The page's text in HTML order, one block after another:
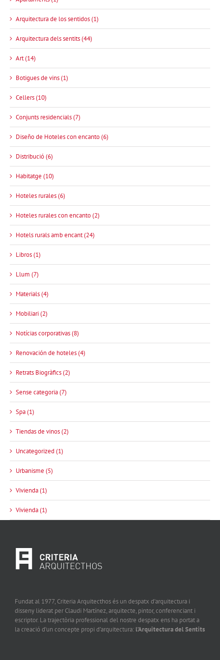
Arquitectura de los sentidos (1)
Arquitectura dels sentits (44)
Art (14)
Botigues de vins (1)
Cellers (10)
Conjunts residencials (7)
Diseño de Hoteles con encanto (6)
Distribució (6)
Habitatge (10)
Hoteles rurales (6)
Hoteles rurales con encanto (2)
Hotels rurals amb encant (24)
Libros (1)
Llum (7)
Materials (4)
Mobiliari (2)
Notícias corporativas (8)
Renovación de hoteles (4)
Retrats Biogràfics (2)
Sense categoria (7)
Spa (1)
Tiendas de vinos (2)
Uncategorized (1)
Urbanisme (5)
Vivienda (1)
Vivienda (1)
Fundat al 1977, Criteria Arquitecthos és un despatx d’arquitectura i
disseny liderat per Claudi Martínez, arquitecte, pintor, conferenciant i
escriptor. La trajectòria professional del nostre despatx ens ha portat a
la creació d’un concepte propi d’arquitectura: l’Arquitectura del Sentits